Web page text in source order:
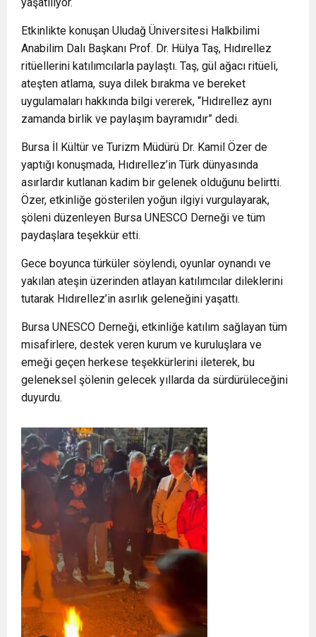
Etkinlikte konuşan Uludağ Üniversitesi Halkbilimi
Anabilim Dalı Başkanı Prof. Dr. Hülya Taş, Hıdırellez
ritüellerini katılımcılarla paylaştı. Taş, gül ağacı ritüeli,
ateşten atlama, suya dilek bırakma ve bereket
uygulamaları hakkında bilgi vererek, “Hıdırellez aynı
zamanda birlik ve paylaşım bayramıdır” dedi.
Bursa İl Kültür ve Turizm Müdürü Dr. Kamil Özer de
yaptığı konuşmada, Hıdırellez’in Türk dünyasında
asırlardır kutlanan kadim bir gelenek olduğunu belirtti.
Özer, etkinliğe gösterilen yoğun ilgiyi vurgulayarak,
şöleni düzenleyen Bursa UNESCO Derneği ve tüm
paydaşlara teşekkür etti.
Gece boyunca türküler söylendi, oyunlar oynandı ve
yakılan ateşin üzerinden atlayan katılımcılar dileklerini
tutarak Hıdırellez’in asırlık geleneğini yaşattı.
Bursa UNESCO Derneği, etkinliğe katılım sağlayan tüm
misafirlere, destek veren kurum ve kuruluşlara ve
emeği geçen herkese teşekkürlerini ileterek, bu
geleneksel şölenin gelecek yıllarda da sürdürüleceğini
duyurdu.